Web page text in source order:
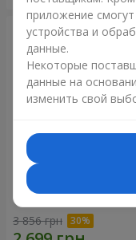
Букет "Крещатик"
3 856 грн
приложение
устройства и
данные.
Некоторые
данные на
изменить свой